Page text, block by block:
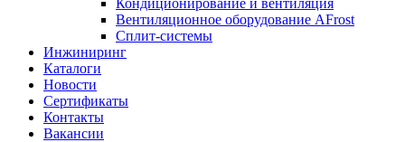
Кондиционирование и вентиляция
Вентиляционное оборудование AFrost
Сплит-системы
Инжиниринг
Каталоги
Новости
Сертификаты
Контакты
Вакансии